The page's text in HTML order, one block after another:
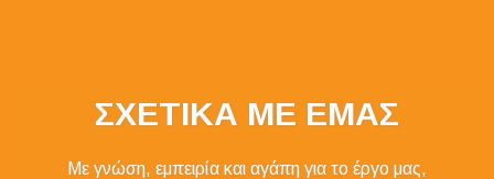
ΣΧΕΤΙΚΑ ΜΕ ΕΜΑΣ
Με γνώση, εμπειρία και αγάπη για το έργο μας,